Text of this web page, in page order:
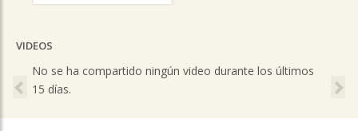
VIDEOS
No se ha compartido ningún video durante los últimos
15 días.
Previous